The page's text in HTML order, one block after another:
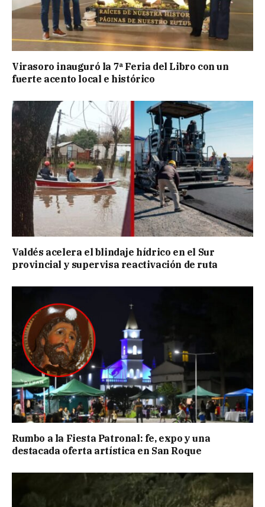
Virasoro inauguró la 7ª Feria del Libro con un
fuerte acento local e histórico
Valdés acelera el blindaje hídrico en el Sur
provincial y supervisa reactivación de ruta
Rumbo a la Fiesta Patronal: fe, expo y una
destacada oferta artística en San Roque